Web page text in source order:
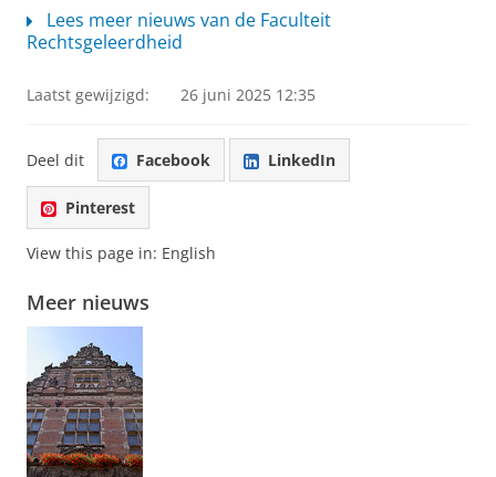
Lees meer nieuws van de Faculteit
Rechtsgeleerdheid
Laatst gewijzigd: 26 juni 2025 12:35
Deel dit Facebook LinkedIn
Pinterest
View this page in: English
Meer nieuws